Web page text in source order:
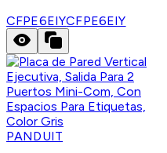
CFPE6EIYCFPE6EIY
PANDUIT